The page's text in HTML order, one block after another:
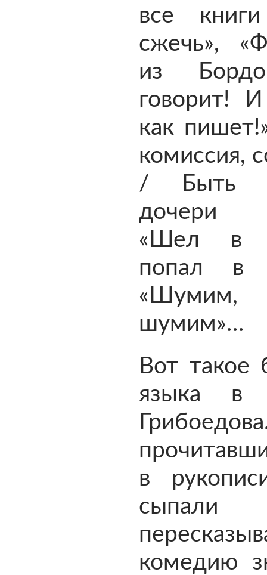
все
сжечь»,
из
говорит! И
как
комиссия,
/ Быть
дочери
«Шел в
попал в
«Шумим,
шумим»…
Вот такое
языка в
в
сыпали
комедию